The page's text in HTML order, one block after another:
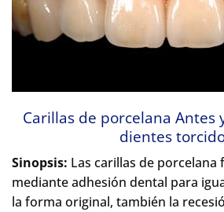
Carillas de porcelana Antes
dientes
Sinopsis: Las carillas de
mediante adhesión dental para
la forma original, también la